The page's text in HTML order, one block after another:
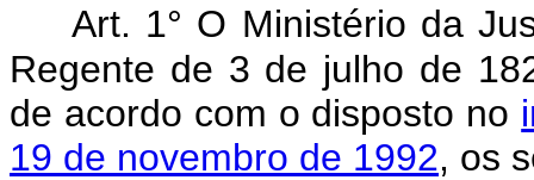
Art. 1° O Ministério da
Regente de 3 de julho de
de acordo com o disposto no
19 de novembro de 1992, os